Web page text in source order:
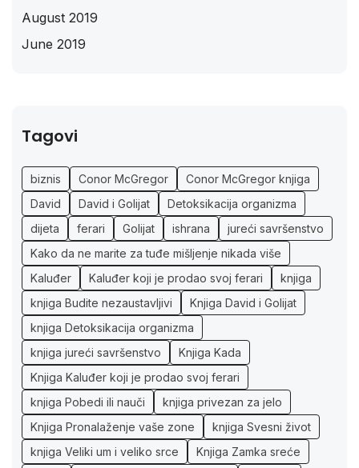
August 2019
June 2019
Tagovi
biznis Conor McGregor
Conor McGregor knjiga
David
David i Golijat
Detoksikacija organizma
dijeta
ferari Golijat ishrana
jureći savršenstvo
Kako da ne marite za tuđe mišljenje nikada više
Kaluđer
Kaluđer koji je prodao svoj ferari
knjiga
knjiga Budite nezaustavljivi
Knjiga David i Golijat
knjiga Detoksikacija organizma
knjiga jureći savršenstvo
Knjiga Kada
Knjiga Kaluđer koji je prodao svoj ferari
knjiga Pobedi ili nauči
knjiga privezan za jelo
Knjiga Pronalaženje vaše zone
knjiga Svesni život
knjiga Veliki um i veliko srce
Knjiga Zamka sreće